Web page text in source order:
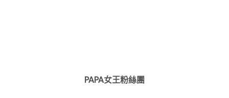
PAPA女王粉絲團